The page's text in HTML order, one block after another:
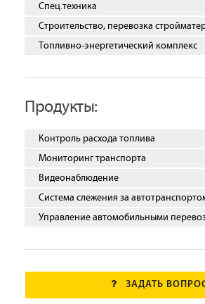
Спец.техника
Строительство, перевозка
Топливно-энергетический комплекс
Продукты:
Контроль расхода топлива
Мониторинг транспорта
Видеонаблюдение
Система слежения за
Управление автомобильными
ЗАДАТЬ